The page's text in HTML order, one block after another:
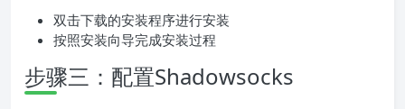
双击下载的安装程序进行安装
按照安装向导完成安装过程
步骤三：配置Shadowsocks